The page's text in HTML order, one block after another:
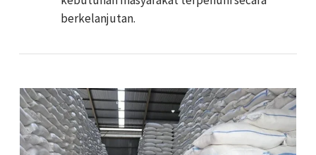
berkelanjutan.